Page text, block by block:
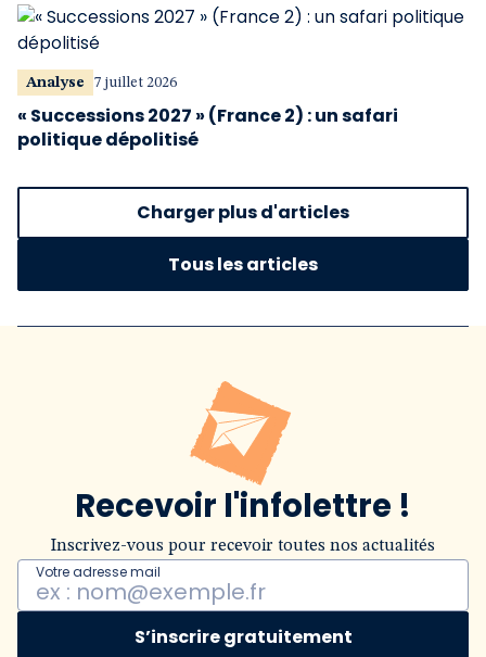
Analyse 7 juillet 2026
« Successions 2027 » (France 2) : un safari
politique dépolitisé
Charger plus d'articles
Tous les articles
Recevoir l'infolettre !
Inscrivez-vous pour recevoir toutes nos actualités
Votre adresse mail
S’inscrire gratuitement